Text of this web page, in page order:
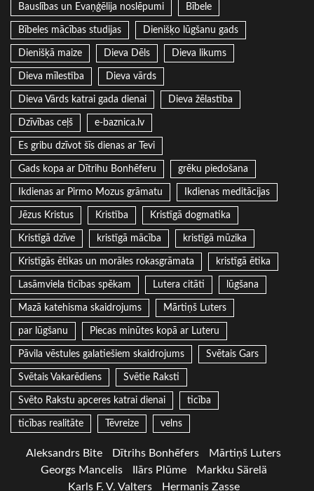
Bauslības un Evaņģēlija noslēpumi Bībele
Bībeles mācības studijas Dienišķo lūgšanu gads
Dienišķā maize Dieva Dēls Dieva likums
Dieva mīlestība Dieva vārds
Dieva Vārds katrai gada dienai Dieva žēlastība
Dzīvības ceļš e-baznica.lv
Es gribu dzīvot šīs dienas ar Tevi
Gads kopa ar Dītrihu Bonhēferu grēku piedošana
Ikdienas ar Pirmo Mozus grāmatu Ikdienas meditācijas
Jēzus Kristus Kristība Kristīgā dogmatika
Kristīgā dzīve kristīgā mācība kristīgā mūzika
Kristīgās ētikas un morāles rokasgrāmata kristīgā ētika
Lasāmviela ticības spēkam Lutera citāti lūgšana
Mazā katehisma skaidrojums Mārtiņš Luters
par lūgšanu Piecas minūtes kopā ar Luteru
Pāvila vēstules galatiešiem skaidrojums Svētais Gars
Svētais Vakarēdiens Svētie Raksti
Svēto Rakstu apceres katrai dienai ticība
ticības realitāte Tēvreize velns
Aleksandrs Bite Dītrihs Bonhēfers
Mārtiņš Luters
Georgs Mancelis
Ilārs Plūme
Markku Särelä
Karls F. V. Valters
Hermanis Zasse